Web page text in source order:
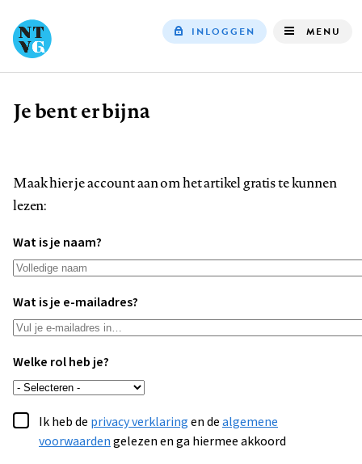
INLOGGEN MENU
Kruimelpad
Je bent er bijna
Maak hier je account aan om het artikel gratis te kunnen
lezen:
Wat is je naam?
Wat is je e-mailadres?
Welke rol heb je?
Ik heb de privacy verklaringen dealgemene
voorwaardengelezen en ga hiermee akkoord